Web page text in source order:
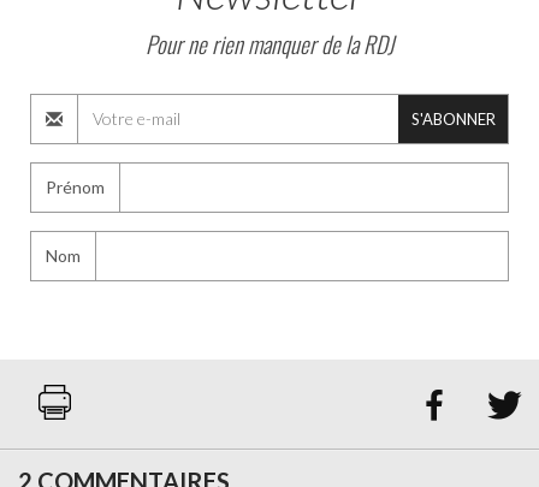
Pour ne rien manquer de la RDJ
S'ABONNER
Prénom
Nom
 
2 COMMENTAIRES